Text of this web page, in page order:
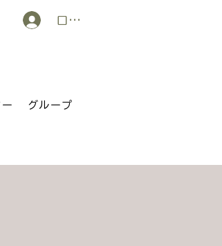
ログイン
グループ